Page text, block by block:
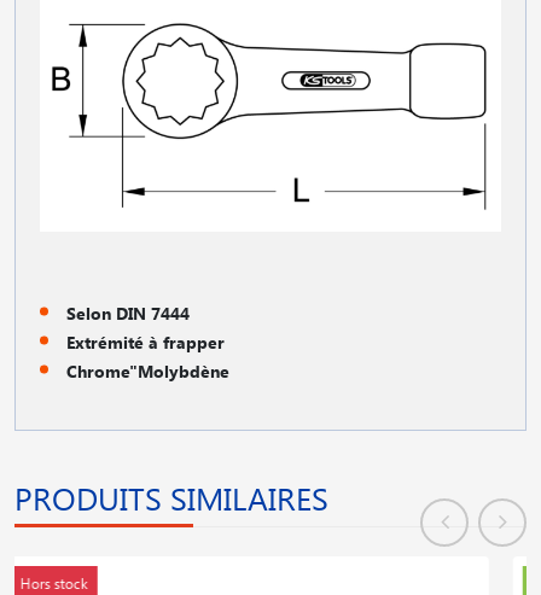
Selon DIN 7444
Extrémité à frapper
Chrome"Molybdène
PRODUITS SIMILAIRES
En stock